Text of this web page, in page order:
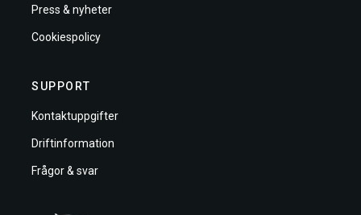
Press & nyheter
Cookiespolicy
SUPPORT
Kontaktuppgifter
Driftinformation
Frågor & svar